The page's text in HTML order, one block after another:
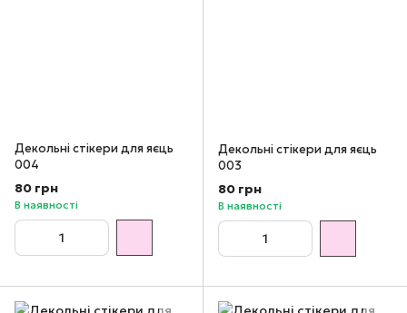
Декольні стікери для яєць
004
80 грн
В наявності
Декольні стікери для яєць
003
80 грн
В наявності